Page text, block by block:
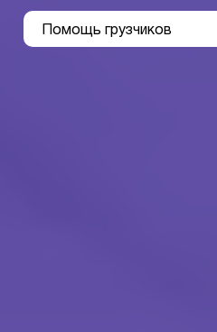
Помощь грузчиков